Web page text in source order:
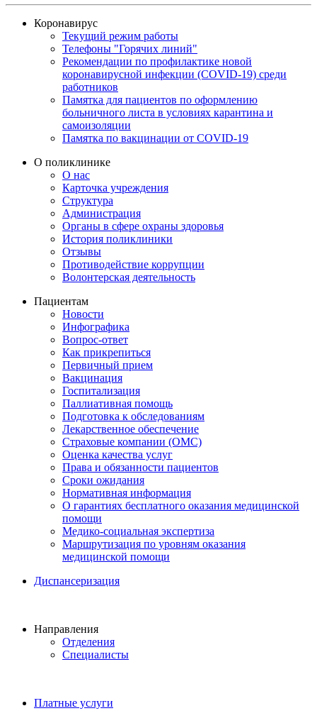
Коронавирус
Текущий режим работы
Телефоны "Горячих линий"
Рекомендации по профилактике новой
коронавирусной инфекции (COVID-19) среди
работников
Памятка для пациентов по оформлению
больничного листа в условиях карантина и
самоизоляции
Памятка по вакцинации от COVID-19
О поликлинике
О нас
Карточка учреждения
Структура
Администрация
Органы в сфере охраны здоровья
История поликлиники
Отзывы
Противодействие коррупции
Волонтерская деятельность
Пациентам
Новости
Инфографика
Вопрос-ответ
Как прикрепиться
Первичный прием
Вакцинация
Госпитализация
Паллиативная помощь
Подготовка к обследованиям
Лекарственное обеспечение
Страховые компании (ОМС)
Оценка качества услуг
Права и обязанности пациентов
Сроки ожидания
Нормативная информация
О гарантиях бесплатного оказания медицинской
помощи
Медико-социальная экспертиза
Маршрутизация по уровням оказания
медицинской помощи
Диспансеризация
Направления
Отделения
Специалисты
Платные услуги